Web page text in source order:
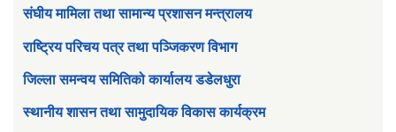
संघीय मामिला तथा सामान्य प्रशासन मन्त्रालय
राष्ट्रिय परिचय पत्र तथा पञ्जिकरण विभाग
जिल्ला समन्वय समितिको कार्यालय डडेलधुरा
स्थानीय शासन तथा सामुदायिक विकास कार्यक्रम